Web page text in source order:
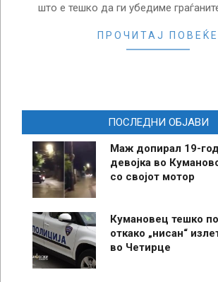
што е тешко да ги убедиме
ПРОЧИТАЈ ПОВЕЌЕ
ПОСЛЕДНИ ОБЈАВИ
Маж допирал 19-
девојка во
со својот мотор
Кумановец тешко
откако „нисан“
во Четирце